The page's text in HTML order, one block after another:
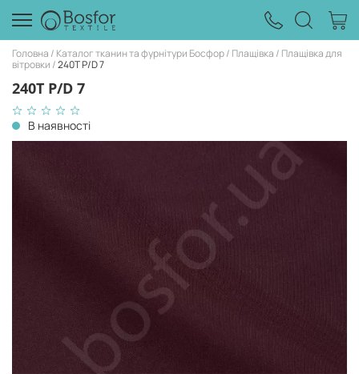
Головна Каталог тканин та фурнітури Босфор Плащівка
Плащівка для
вітровки 240T P/D 7
240T P/D 7
В наявності